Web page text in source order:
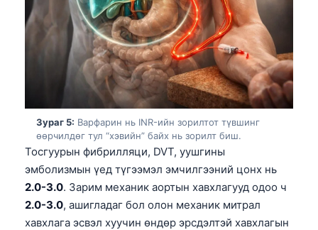
Зураг 5: Варфарин нь INR-ийн зорилтот түвшинг
өөрчилдөг тул “хэвийн” байх нь зорилт биш.
Тосгуурын фибрилляци, DVT, уушгины
эмболизмын үед түгээмэл эмчилгээний цонх нь
2.0-3.0. Зарим механик аортын хавхлагууд одоо ч
2.0-3.0, ашигладаг бол олон механик митрал
хавхлага эсвэл хуучин өндөр эрсдэлтэй хавхлагын